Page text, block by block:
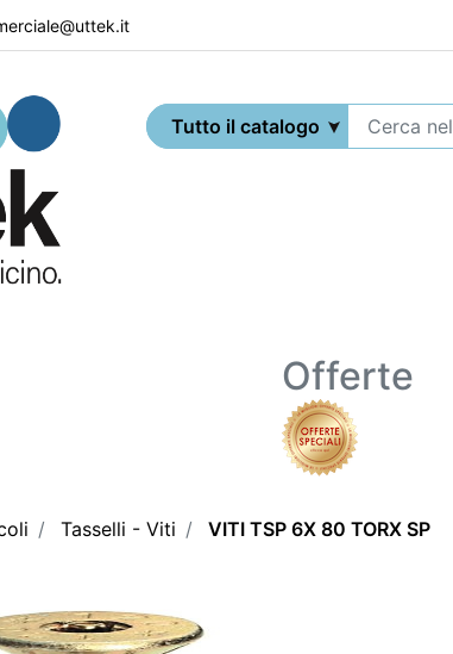
Offerte
Tasselli - Viti VITI TSP 6X 80 TORX SP